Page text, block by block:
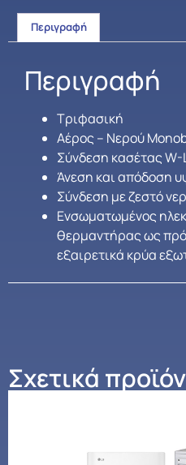
Περιγραφή
Περιγραφή
Τριφασική
Αέρος – Νερού
Σύνδεση κασέτας W-
Άνεση και απόδοση
Σύνδεση με ζεστό
Ενσωματωμένος
θερμαντήρας ως
εξαιρετικά κρύα
Σχετικά